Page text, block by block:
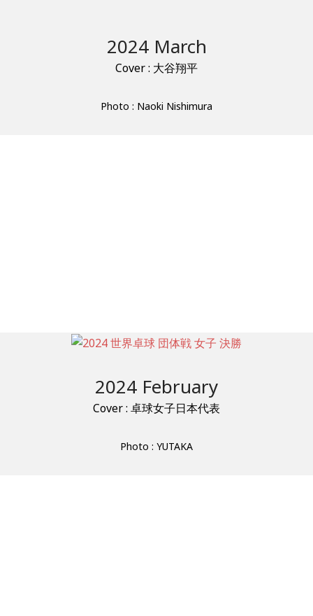
2024 March
Cover : 大谷翔平
Photo : Naoki Nishimura
2024 February
Cover : 卓球女子日本代表
Photo : YUTAKA